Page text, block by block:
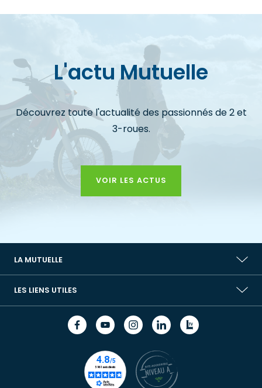
L'actu Mutuelle
Découvrez toute l'actualité des passionnés de 2 et
3-roues.
VOIR LES ACTUS
LA MUTUELLE
LES LIENS UTILES
Facebook
(nouvelle
Youtube
(nouvelle
Instagram
(nouvelle
Linkedin
(nouvelle
Lib
TV